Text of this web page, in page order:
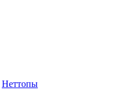
Неттопы